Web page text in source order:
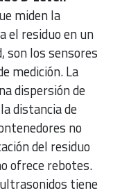
miden la
el residuo en un
son los sensores
medición. La
dispersión de
distancia de
no
del residuo
ofrece rebotes.
tiene